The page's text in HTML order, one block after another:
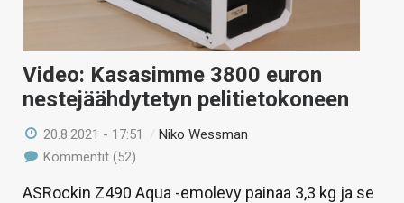
Video: Kasasimme 3800 euron
nestejäähdytetyn pelitietokoneen
20.8.2021 - 17:51 /Niko Wessman
Kommentit (52)
ASRockin Z490 Aqua -emolevy painaa 3,3 kg ja se